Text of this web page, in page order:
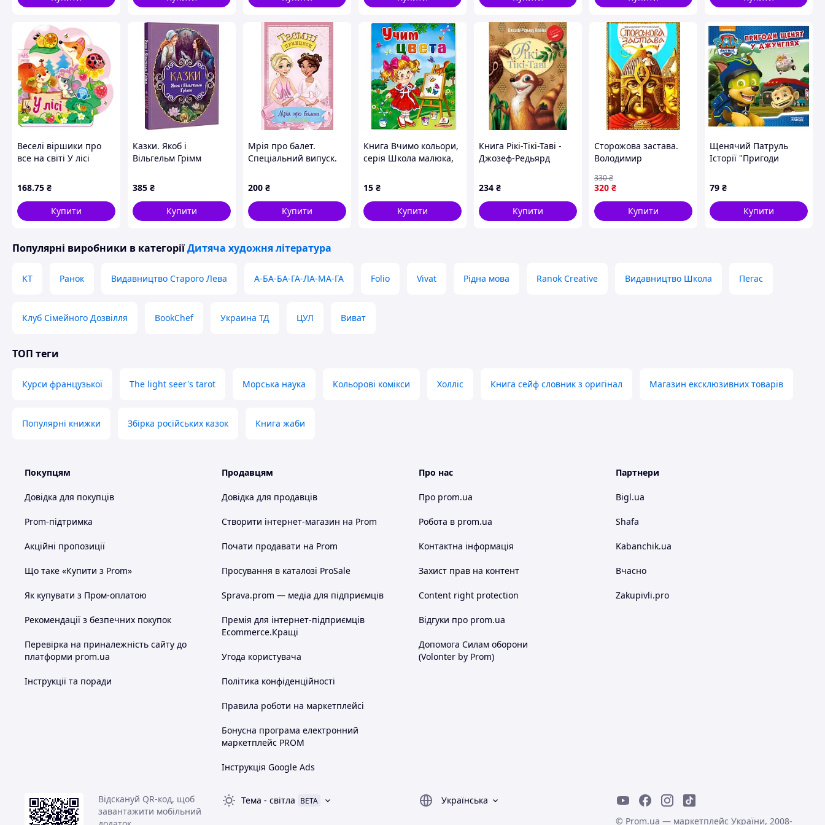
Веселі віршики про
все на світі У лісі
аудіосупроводом
168.75 ₴
Купити
Казки. Якоб і
Вільгельм Грімм
385 ₴
Купити
Мрія про балет.
Спеціальний випуск.
200 ₴
Купити
Книга Вчимо кольори,
серія Школа малюка,
15 ₴
Купити
Книга Рікі-Тікі-Таві -
Джозеф-Редьярд
РМ (9786178248772)
234 ₴
Купити
Сторожова застава.
Володимир
320 ₴
330₴
Купити
Щенячий Патруль
Історії "Пригоди
ЛП193004У 24
сторінки
79 ₴
Купити
Популярні виробники в категоріїДитяча художня література
KT Ранок Видавництво Старого Лева А-БА-БА-ГА-ЛА-МА-ГА Folio Vivat Рідна мова Ranok Creative Видавництво Школа Пегас
Клуб Сімейного Дозвілля BookChef Украина ТД ЦУЛ Виват
ТОП теги
Курси французької The light seer's tarot Морська наука Кольорові комікси Холліс Книга сейф словник з оригінал Магазин ексклюзивних товарів
Популярні книжки Збірка російських казок Книга жаби
Покупцям
Довідка для покупців
Prom-підтримка
Акційні пропозиції
Що таке «Купити з Prom»
Як купувати з Пром-оплатою
Рекомендації з безпечних покупок
Перевірка на приналежність сайту до
платформи prom.ua
Інструкції та поради
Продавцям
Довідка для продавців
Створити інтернет-магазин на Prom
Почати продавати на Prom
Просування в каталозі ProSale
Sprava.prom — медіа для підприємців
Премія для інтернет-підприємців
Ecommerce.Кращі
Угода користувача
Політика конфіденційності
Правила роботи на маркетплейсі
Бонусна програма електронний
маркетплейс PROM
Інструкція Google Ads
Про нас
Про prom.ua
Робота в prom.ua
Контактна інформація
Захист прав на контент
Content right protection
Відгуки про prom.ua
Допомога Силам оборони
(Volonter by Prom)
Партнери
Bigl.ua
Shafa
Kabanchik.ua
Вчасно
Zakupivli.pro
Відскануй QR-код, щоб
завантажити мобільний
Тема - світла BETA
Українська
© Prom.ua — маркетплейс України, 2008-